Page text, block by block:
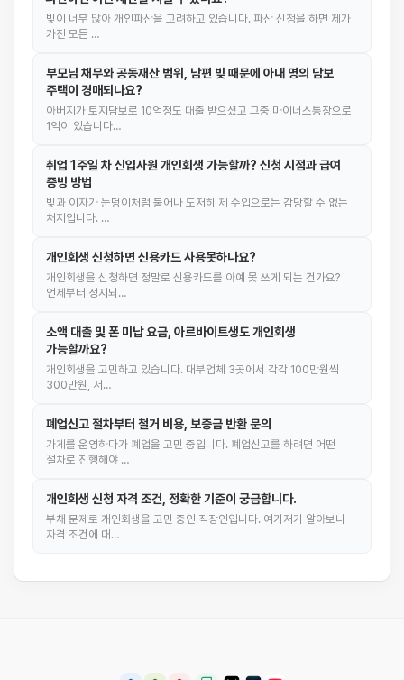
빚이 너무 많아 개인파산을 고려하고 있습니다. 파산 신청을 하면 제가
가진 모든 …
부모님 채무와 공동재산 범위, 남편 빚 때문에 아내 명의 담보
주택이 경매되나요?
아버지가 토지담보로 10억정도 대출 받으셨고 그중 마이너스통장으로
1억이 있습니다…
취업 1주일 차 신입사원 개인회생 가능할까? 신청 시점과 급여
증빙 방법
빚과 이자가 눈덩이처럼 불어나 도저히 제 수입으로는 감당할 수 없는
처지입니다. …
개인회생 신청하면 신용카드 사용못하나요?
개인회생을 신청하면 정말로 신용카드를 아예 못 쓰게 되는 건가요?
언제부터 정지되…
소액 대출 및 폰 미납 요금, 아르바이트생도 개인회생
가능할까요?
개인회생을 고민하고 있습니다. 대부업체 3곳에서 각각 100만원씩
300만원, 저…
폐업신고 절차부터 철거 비용, 보증금 반환 문의
가게를 운영하다가 폐업을 고민 중입니다. 폐업신고를 하려면 어떤
절차로 진행해야 …
개인회생 신청 자격 조건, 정확한 기준이 궁금합니다.
부채 문제로 개인회생을 고민 중인 직장인입니다. 여기저기 알아보니
자격 조건에 대…